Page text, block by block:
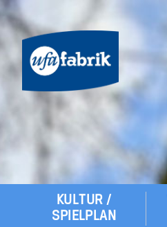
Hauptmenü
KULTUR /
SPIELPLAN